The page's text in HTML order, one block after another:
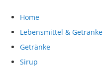
Home
Lebensmittel & Getränke
Getränke
Sirup